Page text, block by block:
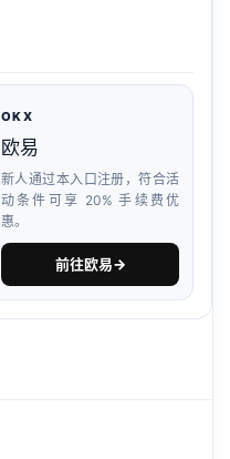
OKX
欧易
新人通过本入口注册，符合活
动条件可享 20% 手续费优
惠。
前往欧易→